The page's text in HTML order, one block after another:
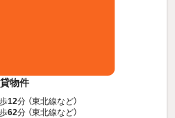
物件
12分 （東北線など）
62分 （東北線など）